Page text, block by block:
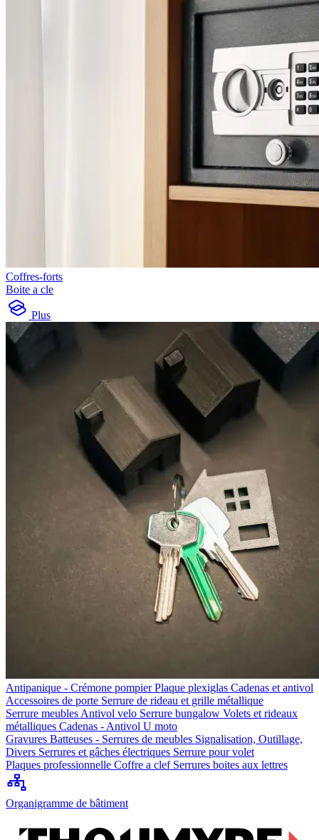
Coffres-forts
Boite a cle
Plus
Antipanique - Crémone pompierPlaque plexiglas Cadenas et antivol
Accessoires de porte Serrure de rideau et grille métallique
Serrure meubles Antivol velo Serrure bungalow Volets et rideaux
métalliques Cadenas - Antivol U moto
Gravures Batteuses - Serrures de meubles Signalisation, Outillage,
Divers Serrures et gâches électriques Serrure pour volet
Plaques professionnelle Coffre a clef Serrures boites aux lettres
Organigramme de bâtiment